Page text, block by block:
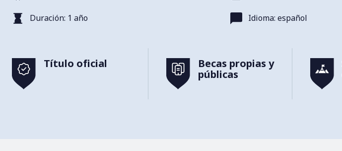
Duración: 1 año Idioma: español
Título oficial
Becas propias y
públicas